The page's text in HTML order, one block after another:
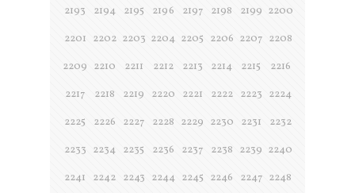
2193
2194 2195 2196 2197 2198 2199 2200
2201 2202 2203 2204 2205 2206 2207 2208
2209 2210 2211 2212 2213 2214 2215
2216
2217
2218 2219 2220 2221 2222 2223 2224
2225
2226 2227 2228 2229 2230 2231
2232
2233 2234 2235 2236 2237 2238 2239 2240
2241
2242 2243 2244 2245 2246 2247 2248